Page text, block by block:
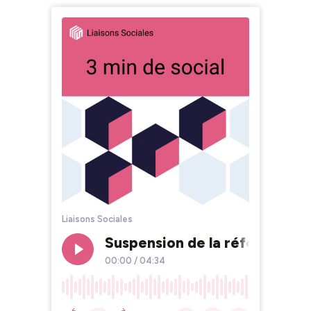
Liaisons Sociales
Suspension de la réforme
00:00 / 04:34